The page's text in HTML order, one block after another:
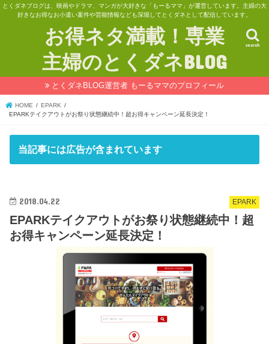
とくダネブログは、映画やドラマ、マンガが大好きな「もーるママ」が運営しています。主婦の大
好きなお得なお小遣い案件や芸能情報なども深堀してとくダネとして配信しています。
お得ネタ満載！専業
主婦のとくダネBLOG
search
とくダネBLOG運営者 もーるママのプロフィール
HOME
EPARK
EPARKテイクアウトがお祭り状態継続中！超お得キャンペーン延長決定！
当記事には広告が含まれています
EPARK
2018.04.22
EPARKテイクアウトがお祭り状態継続中！超
お得キャンペーン延長決定！